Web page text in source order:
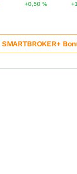
+0,50%
SMARTBROKER+